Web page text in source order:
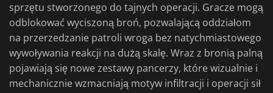
sprzętu stworzonego do tajnych operacji. Gracze mogą
odblokować wyciszoną broń, pozwalającą oddziałom
na przerzedzanie patroli wroga bez natychmiastowego
wywoływania reakcji na dużą skalę. Wraz z bronią palną
pojawiają się nowe zestawy pancerzy, które wizualnie i
mechanicznie wzmacniają motyw infiltracji i operacji sił